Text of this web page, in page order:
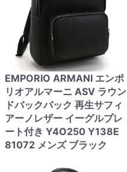
EMPORIO ARMANI エンポ
リオアルマーニ ASV ラウン
ドバックパック 再生サフィ
アーノレザー イーグルプレ
ート付き Y4O250 Y138E
81072 メンズ ブラック